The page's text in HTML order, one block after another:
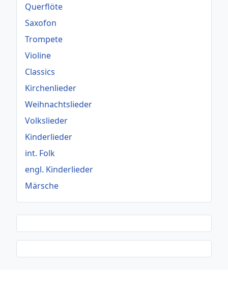
Querflöte
Saxofon
Trompete
Violine
Classics
Kirchenlieder
Weihnachtslieder
Volkslieder
Kinderlieder
int. Folk
engl. Kinderlieder
Märsche